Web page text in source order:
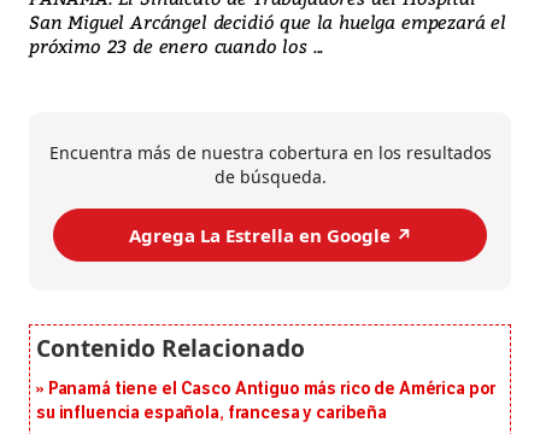
San Miguel Arcángel decidió que la huelga empezará el
próximo 23 de enero cuando los ...
Encuentra más de nuestra cobertura en los resultados
de búsqueda.
Agrega La Estrella en Google ↗️
Panamá tiene el Casco Antiguo más rico de América por
su influencia española, francesa y caribeña